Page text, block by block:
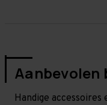
Handige